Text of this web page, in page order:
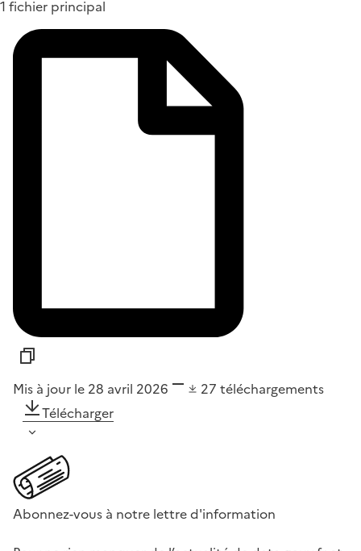
1 fichier principal
Mis à jour le 28 avril 2026 27 téléchargements
Télécharger
Abonnez-vous à notre lettre d'information